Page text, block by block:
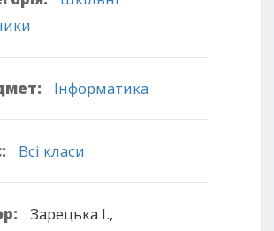
Інформатика
Всі класи
Зарецька І.,